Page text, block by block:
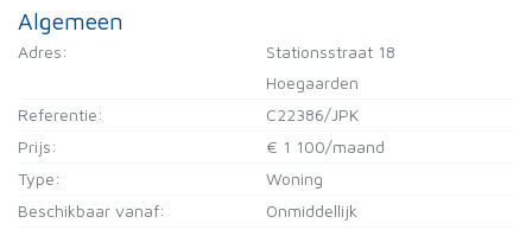
Algemeen
Adres:
Stationsstraat 18
Hoegaarden
Referentie:
C22386/JPK
Prijs:
€ 1 100/maand
Type:
Woning
Beschikbaar vanaf:
Onmiddellijk